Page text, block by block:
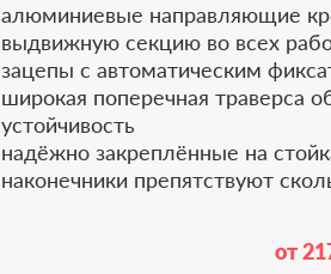
алюминиевые направляющие
выдвижную секцию во всех
зацепы с автоматическим
широкая поперечная траверса
устойчивость
надёжно закреплённые на
наконечники препятствуют
от